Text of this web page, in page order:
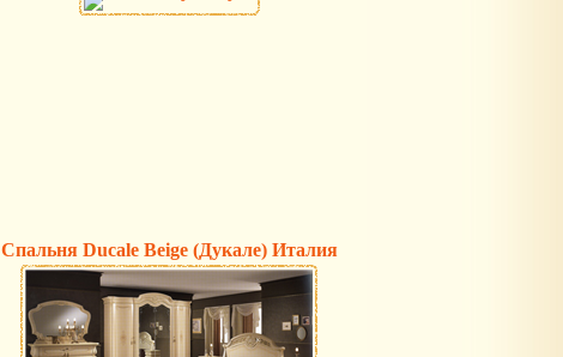
Спальня Ducale Beige (Дукале) Италия